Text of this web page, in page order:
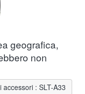
geografica,
non
: SLT-A33